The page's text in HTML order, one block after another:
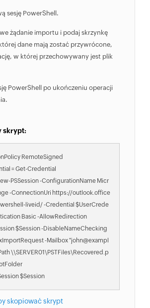
sesję PowerShell.
żądanie importu i podaj skrzynkę
dane mają zostać przywrócone,
w której przechowywany jest plik
PowerShell po ukończeniu operacji
skrypt:
RemoteSigned
= Get-Credential
PSSession -ConfigurationName Micr
-ConnectionUri https://outlook.office
liveid/ -Credential $UserCrede
Basic -AllowRedirection
$Session -DisableNameChecking
-Mailbox "john@exampl
\\SERVER01\PSTFiles\Recovered.p
$Session
skopiować skrypt